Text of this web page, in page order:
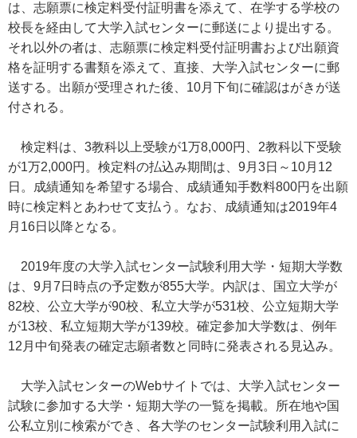
は、志願票に検定料受付証明書を添えて、在学する学校の
校長を経由して大学入試センターに郵送により提出する。
それ以外の者は、志願票に検定料受付証明書および出願資
格を証明する書類を添えて、直接、大学入試センターに郵
送する。出願が受理された後、10月下旬に確認はがきが送
付される。
検定料は、3教科以上受験が1万8,000円、2教科以下受験
が1万2,000円。検定料の払込み期間は、9月3日～10月12
日。成績通知を希望する場合、成績通知手数料800円を出願
時に検定料とあわせて支払う。なお、成績通知は2019年4
月16日以降となる。
2019年度の大学入試センター試験利用大学・短期大学数
は、9月7日時点の予定数が855大学。内訳は、国立大学が
82校、公立大学が90校、私立大学が531校、公立短期大学
が13校、私立短期大学が139校。確定参加大学数は、例年
12月中旬発表の確定志願者数と同時に発表される見込み。
大学入試センターのWebサイトでは、大学入試センター
試験に参加する大学・短期大学の一覧を掲載。所在地や国
公私立別に検索ができ、各大学のセンター試験利用入試に